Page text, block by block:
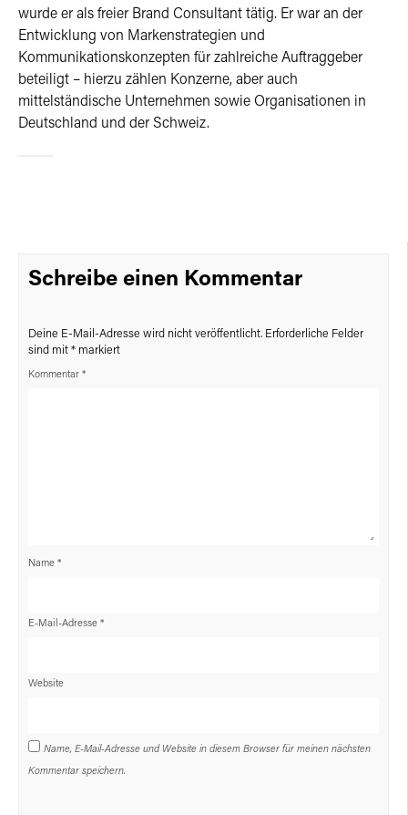
wurde er als freier Brand Consultant tätig. Er war an der
Entwicklung von Markenstrategien und
Kommunikationskonzepten für zahlreiche Auftraggeber
beteiligt – hierzu zählen Konzerne, aber auch
mittelständische Unternehmen sowie Organisationen in
Deutschland und der Schweiz.
Schreibe einen Kommentar
Deine E-Mail-Adresse wird nicht veröffentlicht. Erforderliche Felder
sind mit * markiert
Kommentar *
Name *
E-Mail-Adresse *
Website
Name, E-Mail-Adresse und Website in diesem Browser für meinen nächsten
Kommentar speichern.